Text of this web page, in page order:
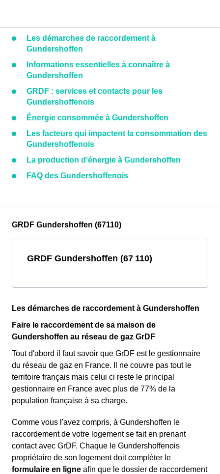
Les démarches de raccordement à
Gundershoffen
Informations essentielles à connaître à
Gundershoffen
GRDF : services et contacts pour les
Gundershoffenois
Énergie consommée à Gundershoffen
Les facteurs qui impactent la consommation des
Gundershoffenois
La production d'énergie à Gundershoffen
FAQ des Gundershoffenois
GRDF Gundershoffen (67110)
GRDF Gundershoffen (67 110)
Les démarches de raccordement à Gundershoffen
Faire le raccordement de sa maison de
Gundershoffen au réseau de gaz GrDF
Tout d'abord il faut savoir que GrDF est le gestionnaire
du réseau de gaz en France. Il ne couvre pas tout le
territoire français mais celui ci reste le principal
gestionnaire en France avec plus de 77% de la
population française à sa charge.
Comme vous l'avez compris, à Gundershoffen le
raccordement de votre logement se fait en prenant
contact avec GrDF. Chaque le Gundershoffenois
propriétaire de son logement doit compléter le
formulaire en ligne afin que le dossier de raccordement